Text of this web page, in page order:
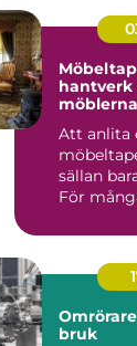
hantverk
Att anlita
sällan
För
bruk